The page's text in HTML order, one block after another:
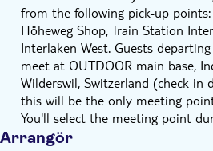
from the following pick-up
Höheweg Shop, Train Station
Interlaken West. Guests
meet at OUTDOOR main base,
Wilderswil, Switzerland (check-
this will be the only meeting
You'll select the meeting point
Arrangör